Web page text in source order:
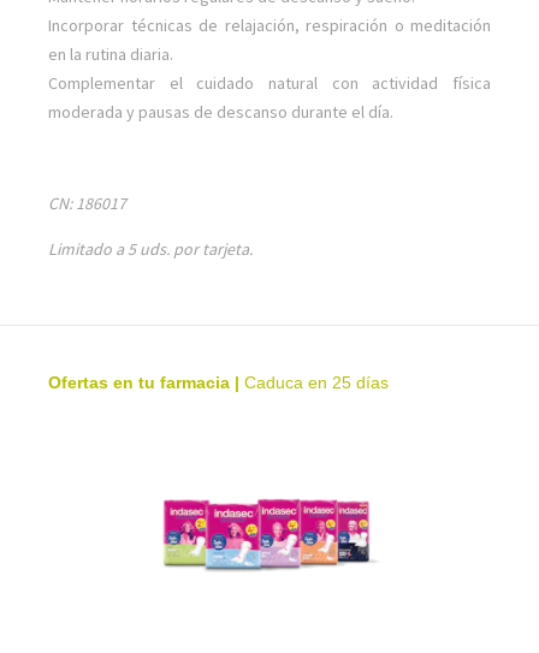
Incorporar técnicas de relajación, respiración o meditación
en la rutina diaria.
Complementar el cuidado natural con actividad física
moderada y pausas de descanso durante el día.
CN: 186017
Limitado a 5 uds. por tarjeta.
Ofertas en tu farmacia | Caduca en 25 días